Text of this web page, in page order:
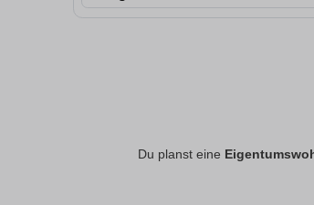
Du planst eine